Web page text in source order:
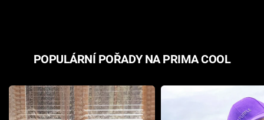
POPULÁRNÍ POŘADY NA PRIMA COOL